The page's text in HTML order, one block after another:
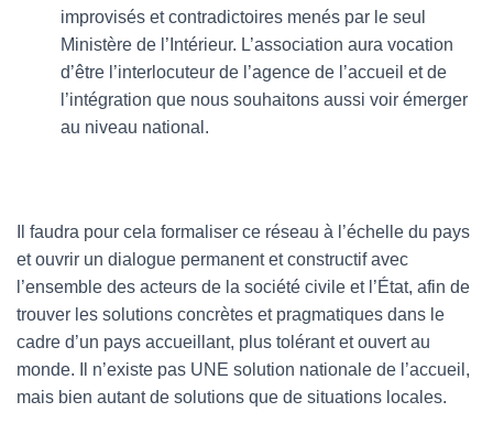
improvisés et contradictoires menés par le seul
Ministère de l’Intérieur. L’association aura vocation
d’être l’interlocuteur de l’agence de l’accueil et de
l’intégration que nous souhaitons aussi voir émerger
au niveau national.
Il faudra pour cela formaliser ce réseau à l’échelle du pays
et ouvrir un dialogue permanent et constructif avec
l’ensemble des acteurs de la société civile et l’État, afin de
trouver les solutions concrètes et pragmatiques dans le
cadre d’un pays accueillant, plus tolérant et ouvert au
monde. Il n’existe pas UNE solution nationale de l’accueil,
mais bien autant de solutions que de situations locales.